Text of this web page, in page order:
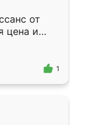
от
цена и
1